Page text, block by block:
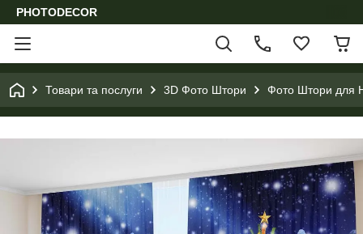
PHOTODECOR
Товари та послуги 3D Фото Штори Фото Штори для